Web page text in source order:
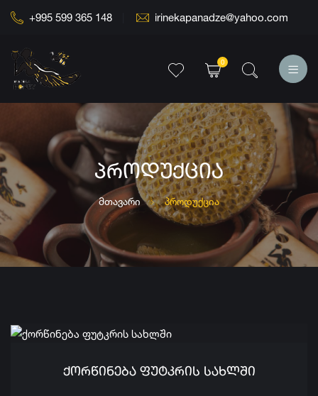
+995 599 365 148 irinekapanadze@yahoo.com
0
ᲞᲠᲝᲓᲣᲥᲪᲘᲐ
მთავარი პროდუქცია
ᲥᲝᲠᲬᲘᲜᲔᲑᲐ ᲤᲣᲢᲙᲠᲘᲡ ᲡᲐᲮᲚᲨᲘ